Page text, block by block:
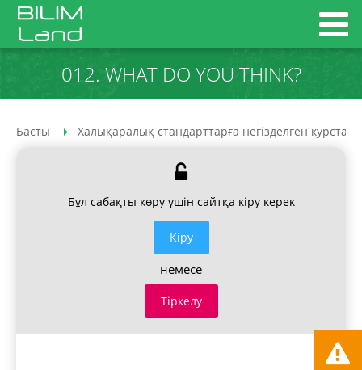
012. WHAT DO YOU THINK?
Басты Халықаралық стандарттарға негізделген курстар
Бұл сабақты көру үшін сайтқа кіру керек
Кiру
немесе
Тіркелу